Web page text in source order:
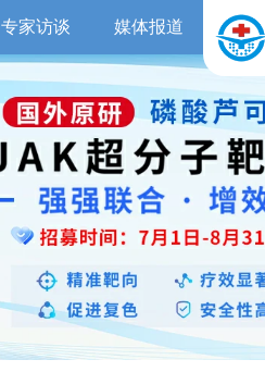
专家访谈 媒体报道